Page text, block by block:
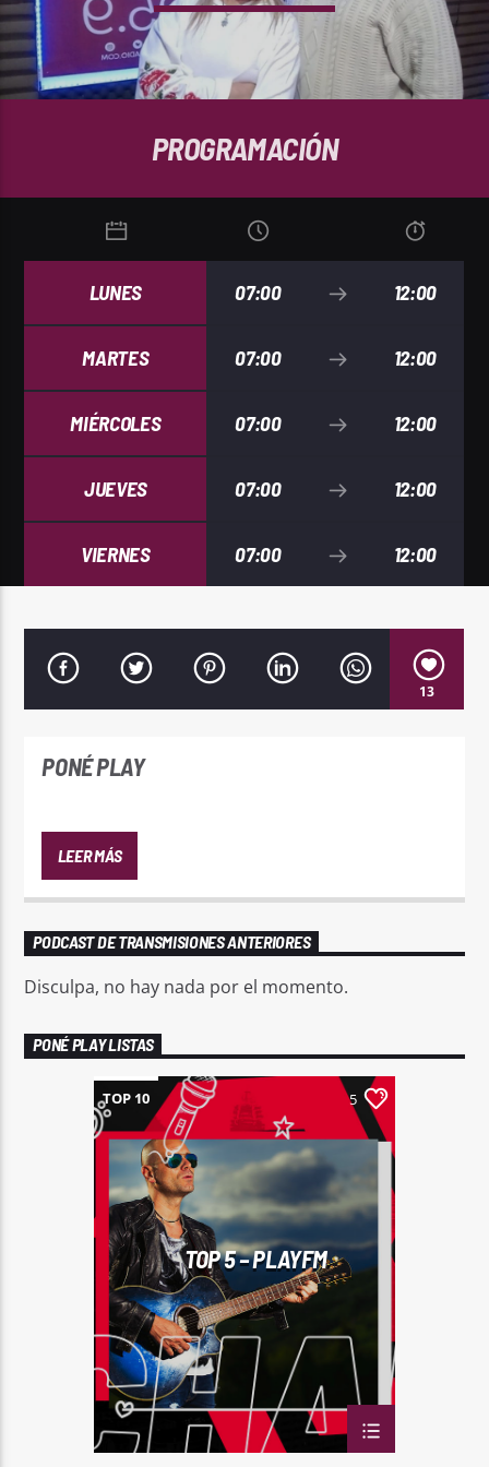
REPRODUCTOR WEB
0:00
PlayFM 95.9
PROGRAMACIÓN
LUNES 07:00 12:00
MARTES 07:00 12:00
MIÉRCOLES 07:00 12:00
JUEVES 07:00 12:00
VIERNES 07:00 12:00
13
PONÉ PLAY
LEER MÁS
PODCAST DE TRANSMISIONES ANTERIORES
Disculpa, no hay nada por el momento.
PONÉ PLAY LISTAS
TOP 10 5
TOP 5 – PLAYFM